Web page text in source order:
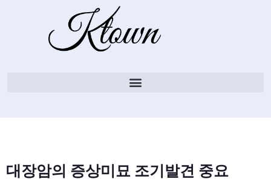
대장암의 증상미묘 조기발견 중요